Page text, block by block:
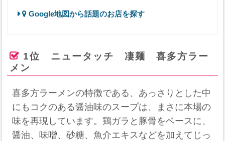
Google地図から話題のお店を探す
1位 ニュータッチ 凄麺 喜多方ラー
メン
喜多方ラーメンの特徴である、あっさりとした中
にもコクのある醤油味のスープは、まさに本場の
味を再現しています。鶏ガラと豚骨をベースに、
醤油、味噌、砂糖、魚介エキスなどを加えてじっ